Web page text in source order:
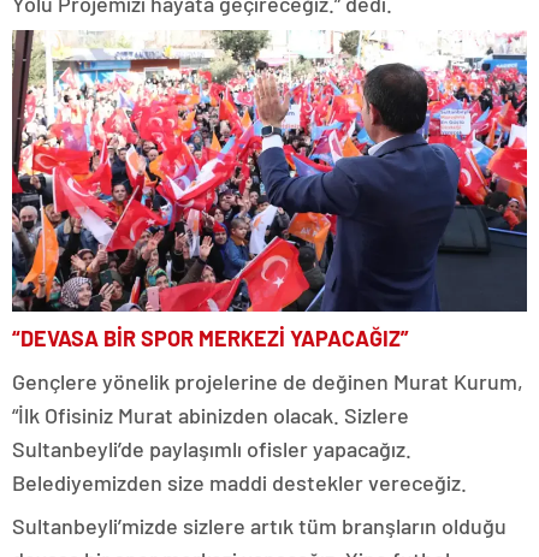
“DEVASA BİR SPOR MERKEZİ YAPACAĞIZ”
Gençlere yönelik projelerine de değinen Murat Kurum,
“İlk Ofisiniz Murat abinizden olacak. Sizlere
Sultanbeyli’de paylaşımlı ofisler yapacağız.
Belediyemizden size maddi destekler vereceğiz.
Sultanbeyli’mizde sizlere artık tüm branşların olduğu